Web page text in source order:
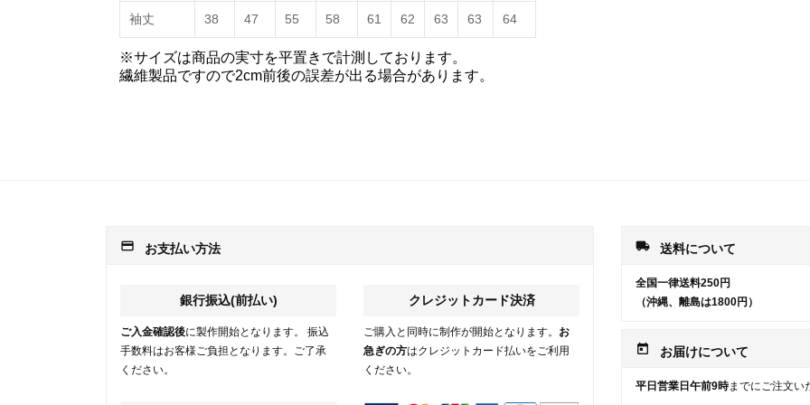
袖丈 38 47 55 58 61 62 63 63 64
※サイズは商品の実寸を平置きで計測しております。
繊維製品ですので2cm前後の誤差が出る場合があります。
payment お支払い方法
銀行振込(前払い)
ご入金確認後に製作開始となります。 振込
手数料はお客様ご負担となります。ご了承
ください。
クレジットカード決済
ご購入と同時に制作が開始となります。 お
急ぎの方はクレジットカード払いをご利用
ください。
local_shipping 送料について
全国一律送料250円
（沖縄、離島は1800円）
today お届けについて
平日営業日午前9時までにご注文い